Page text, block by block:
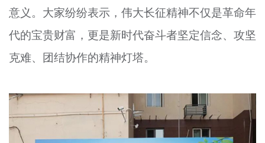
意义。大家纷纷表示，伟大长征精神不仅是革命年
代的宝贵财富，更是新时代奋斗者坚定信念、攻坚
克难、团结协作的精神灯塔。